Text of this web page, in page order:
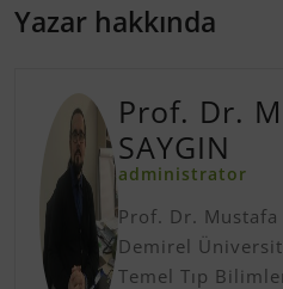
Yazar hakkında
Prof. Dr.
SAYGIN
administrator
Prof. Dr. Mustafa
Demirel
Temel Tıp